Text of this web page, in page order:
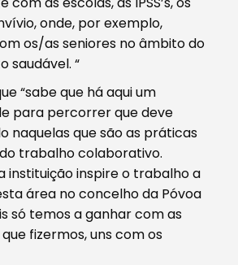
onde, por exemplo,
os/as seniores no âmbito do
saudável. “
“sabe que há aqui um
para percorrer que deve
naquelas que são as práticas
trabalho colaborativo.
instituição inspire o trabalho a
área no concelho da Póvoa
só temos a ganhar com as
fizermos, uns com os